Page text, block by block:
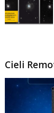
Cieli